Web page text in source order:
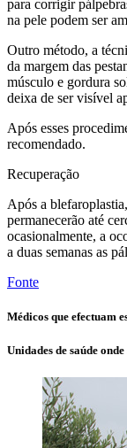
para corrigir
na pele podem ser
Outro método, a
da margem das
músculo e gordura
deixa de ser visível
Após esses
recomendado.
Recuperação
Após a
permanecerão até
ocasionalmente, a
a duas semanas as
Fonte
Médicos que efectuam
Unidades de saúde